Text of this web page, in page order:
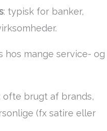
: typisk for banker,
hos mange service- og
ofte brugt af brands,
(fx satire eller